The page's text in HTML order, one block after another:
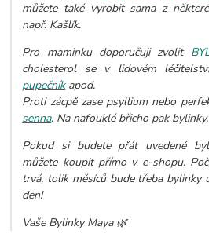
můžete také vyrobit sama z
např. Kašlík.
Pro maminku doporučuji zvolit
cholesterol se v lidovém
pupečníkapod.
Proti zácpě zase psyllium nebo
senna. Na nafouklé břicho pak
Pokud si budete přát uvedené
můžete koupit přímo v e-shopu.
trvá, tolik měsíců bude třeba bylinky
den!
Vaše Bylinky Maya 🌿